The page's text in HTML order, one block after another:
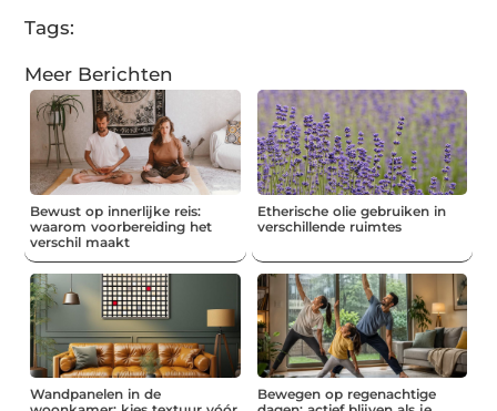
Tags:
Meer Berichten
Bewust op innerlijke reis:
waarom voorbereiding het
verschil maakt
Etherische olie gebruiken in
verschillende ruimtes
Wandpanelen in de
Bewegen op regenachtige